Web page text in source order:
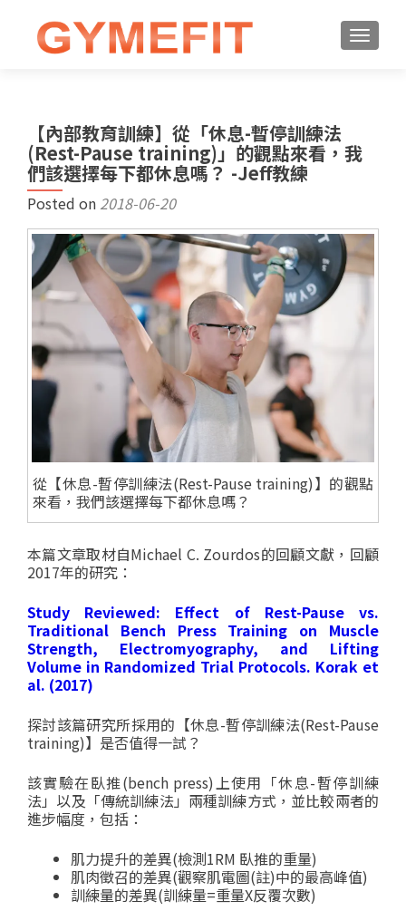
【內部教育訓練】從「休息-暫停訓練法
(Rest-Pause training)」的觀點來看，我
們該選擇每下都休息嗎？ -Jeff教練
Posted on 2018-06-20
從【休息-暫停訓練法(Rest-Pause training)】的觀點
來看，我們該選擇每下都休息嗎？
本篇文章取材自Michael C. Zourdos的回顧文獻，回顧
2017年的研究：
Study Reviewed: Effect of Rest-Pause vs.
Traditional Bench Press Training on Muscle
Strength, Electromyography, and Lifting
Volume in Randomized Trial Protocols. Korak et
al. (2017)
探討該篇研究所採用的【休息-暫停訓練法(Rest-Pause
training)】是否值得一試？
該實驗在臥推(bench press)上使用「休息-暫停訓練
法」以及「傳統訓練法」兩種訓練方式，並比較兩者的
進步幅度，包括：
肌力提升的差異(檢測1RM 臥推的重量)
肌肉徵召的差異(觀察肌電圖(註)中的最高峰值)
訓練量的差異(訓練量=重量X反覆次數)